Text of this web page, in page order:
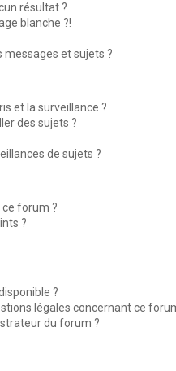
résultat ?
blanche ?!
et sujets ?
et la surveillance ?
des sujets ?
de sujets ?
forum ?
?
?
légales concernant ce
du forum ?